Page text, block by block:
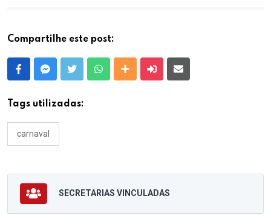
Compartilhe este post:
FacebookMessenger
Twitter WhatsappOutras MídiasEnviar para um amigo
Tags utilizadas:
carnaval
SECRETARIAS VINCULADAS